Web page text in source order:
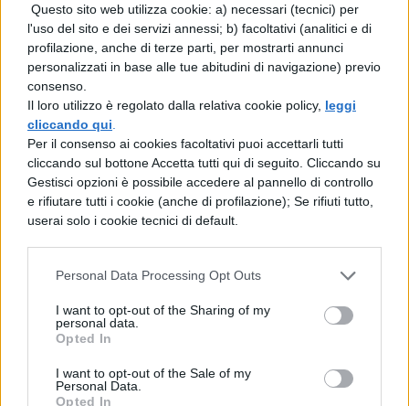
Questo sito web utilizza cookie: a) necessari (tecnici) per
l'uso del sito e dei servizi annessi; b) facoltativi (analitici e di
profilazione, anche di terze parti, per mostrarti annunci
personalizzati in base alle tue abitudini di navigazione) previo
consenso.
Il loro utilizzo è regolato dalla relativa cookie policy, leggi
cliccando qui
Per il consenso ai cookies facoltativi puoi accettarli tutti
cliccando sul bottone Accetta tutti qui di seguito. Cliccando su
Gestisci opzioni è possibile accedere al pannello di controllo
e rifiutare tutti i cookie (anche di profilazione); Se rifiuti tutto,
userai solo i cookie tecnici di default.
Personal Data Processing Opt Outs
I want to opt-out of the Sharing of my
personal data.
Opted In
I want to opt-out of the Sale of my
Personal Data.
Opted In
di carne, 2 fette di prosciutto cotto, 4
sottilette, un dado da brodo, un goccio
di latte, sale e pepe.
Preparazione:Lavorate con un po’ di
sale e pepe la carne macinata, poi
stendetela su un piano e posizionate al
centro le fette di prosciutto e di
sottiletta evitando di far finire il
formaggio sui bordi della carne. Una
volta completato questo passaggio
arrotolate ben bene la carne,
chiudendo i bordi al loro interno, in
modo da ottenere la classica forma del
polpettone. Ora accendete il fuoco